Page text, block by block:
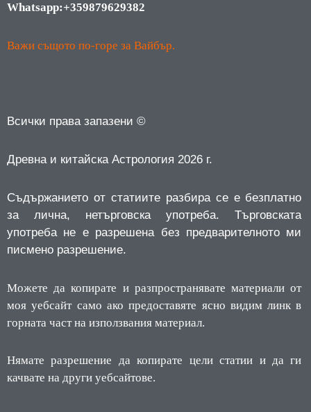
Whatsapp:+359879629382
Важи същото по-горе за Вайбър.
Всички права запазени ©
Древна и китайска Астрология 2026 г.
Съдържанието от статиите разбира се е безплатно
за лична, нетърговска употреба.
Търговската
употреба не е разрешена без предварителното ми
писмено разрешение.
Можете да копирате и разпространявате материали от
моя уебсайт само ако предоставяте ясно видим линк в
горната част на използвания материал.
Нямате разрешение да копирате цели статии и да ги
качвате на други уебсайтове.